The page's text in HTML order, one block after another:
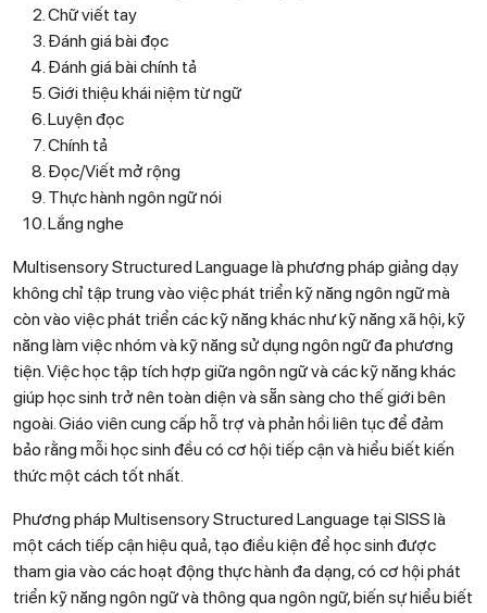
Chữ viết tay
Đánh giá bài đọc
Đánh giá bài chính tả
Giới thiệu khái niệm từ ngữ
Luyện đọc
Chính tả
Đọc/Viết mở rộng
Thực hành ngôn ngữ nói
Lắng nghe
Multisensory Structured Language là phương pháp giảng dạy
không chỉ tập trung vào việc phát triển kỹ năng ngôn ngữ mà
còn vào việc phát triển các kỹ năng khác như kỹ năng xã hội, kỹ
năng làm việc nhóm và kỹ năng sử dụng ngôn ngữ đa phương
tiện. Việc học tập tích hợp giữa ngôn ngữ và các kỹ năng khác
giúp học sinh trở nên toàn diện và sẵn sàng cho thế giới bên
ngoài. Giáo viên cung cấp hỗ trợ và phản hồi liên tục để đảm
bảo rằng mỗi học sinh đều có cơ hội tiếp cận và hiểu biết kiến
thức một cách tốt nhất.
Phương pháp Multisensory Structured Language tại SISS là
một cách tiếp cận hiệu quả, tạo điều kiện để học sinh được
tham gia vào các hoạt động thực hành đa dạng, có cơ hội phát
triển kỹ năng ngôn ngữ và thông qua ngôn ngữ, biến sự hiểu biết